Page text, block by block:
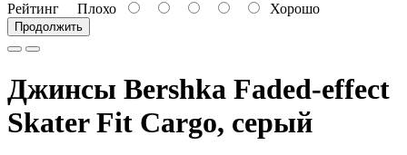
Рейтинг Плохо Хорошо
Продолжить
Джинсы Bershka Faded-effect
Skater Fit Cargo, серый